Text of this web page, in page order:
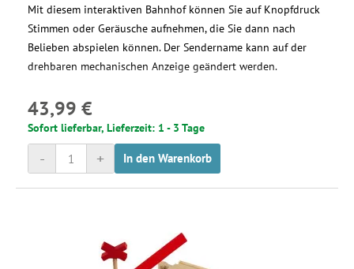
Mit diesem interaktiven Bahnhof können Sie auf Knopfdruck
Stimmen oder Geräusche aufnehmen, die Sie dann nach
Belieben abspielen können. Der Sendername kann auf der
drehbaren mechanischen Anzeige geändert werden.
43,99 €
Sofort lieferbar, Lieferzeit: 1 - 3 Tage
+
- In den Warenkorb